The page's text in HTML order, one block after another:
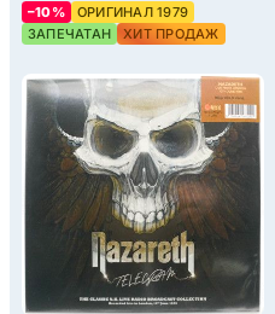
–10%
ОРИГИНАЛ 1979
ЗАПЕЧАТАН
ХИТ ПРОДАЖ